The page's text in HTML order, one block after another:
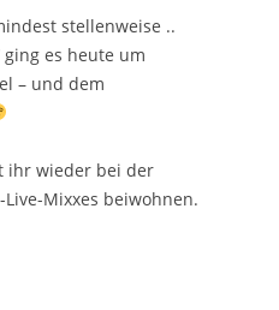
stellenweise ..
ging es heute um
– und dem
ihr wieder bei der
Mixxes beiwohnen.